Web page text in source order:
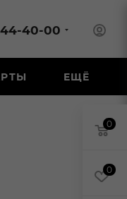
40-00
ЕЩЁ
0
0